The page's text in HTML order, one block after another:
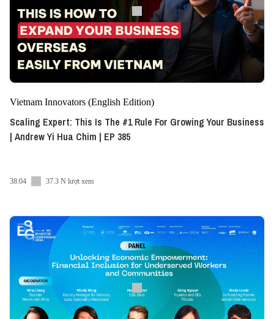
Vietnam Innovators (English Edition)
Scaling Expert: This Is The #1 Rule For Growing Your Business
| Andrew Yi Hua Chim | EP 385
38:04 37.3 N lượt xem